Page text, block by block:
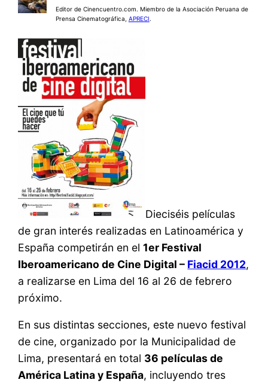
Editor de Cinencuentro.com. Miembro de la Asociación Peruana de
Prensa Cinematográfica, APRECI.
Dieciséis películas
de gran interés realizadas en Latinoamérica y
España competirán en el1er Festival
Iberoamericano de Cine Digital – Fiacid 2012,
a realizarse en Lima del 16 al 26 de febrero
próximo.
En sus distintas secciones, este nuevo festival
de cine, organizado por la Municipalidad de
Lima, presentará en total 36 películas de
América Latina y España, incluyendo tres